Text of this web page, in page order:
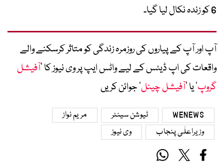
6 کو زندہ نکال لیا گیا۔
آپ اور آپ کے پیاروں کی روزمرہ زندگی کو متاثر کرسکنے والے
واقعات کی اپ ڈیٹس کے لیے واٹس ایپ پر وی نیوز کا ’آفیشل
گروپ‘ یا ’آفیشل چینل‘ جوائن کریں
WENEWS ٹیوشن سینٹر
مریم نواز
وزیراعلٰی پنجاب
وی نیوز